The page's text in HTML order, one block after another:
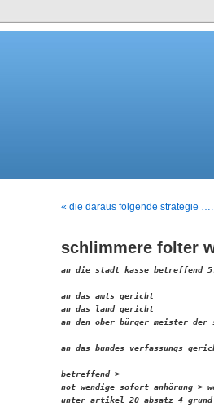
« die daraus folgende strategie
schlimmere folter
an die stadt kasse betreffend
an das amts gericht
an das land gericht
an den ober bürger meister
an das bundes verfassungs
betreffend >
not wendige sofort anhörung >
unter artikel 20 absatz 4